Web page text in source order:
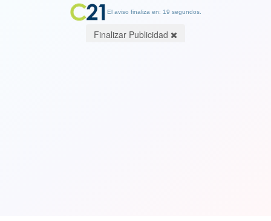
El aviso finaliza en: 19 segundos.
Finalizar Publicidad